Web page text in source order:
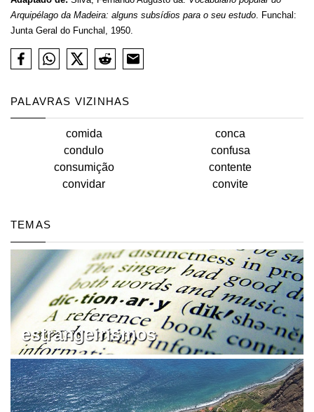
Arquipélago da Madeira: alguns subsídios para o seu estudo. Funchal:
Junta Geral do Funchal, 1950.
PALAVRAS VIZINHAS
comida
conca
condulo
confusa
consumição
contente
convidar
convite
TEMAS
estrangeirismos